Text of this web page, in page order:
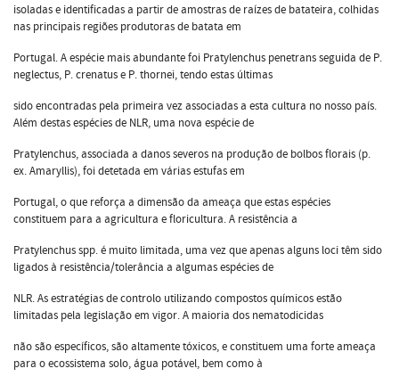
isoladas e identificadas a partir de amostras de raízes de batateira, colhidas
nas principais regiões produtoras de batata em
Portugal. A espécie mais abundante foi Pratylenchus penetrans seguida de P.
neglectus, P. crenatus e P. thornei, tendo estas últimas
sido encontradas pela primeira vez associadas a esta cultura no nosso país.
Além destas espécies de NLR, uma nova espécie de
Pratylenchus, associada a danos severos na produção de bolbos florais (p.
ex. Amaryllis), foi detetada em várias estufas em
Portugal, o que reforça a dimensão da ameaça que estas espécies
constituem para a agricultura e floricultura. A resistência a
Pratylenchus spp. é muito limitada, uma vez que apenas alguns loci têm sido
ligados à resistência/tolerância a algumas espécies de
NLR. As estratégias de controlo utilizando compostos químicos estão
limitadas pela legislação em vigor. A maioria dos nematodicidas
não são específicos, são altamente tóxicos, e constituem uma forte ameaça
para o ecossistema solo, água potável, bem como à